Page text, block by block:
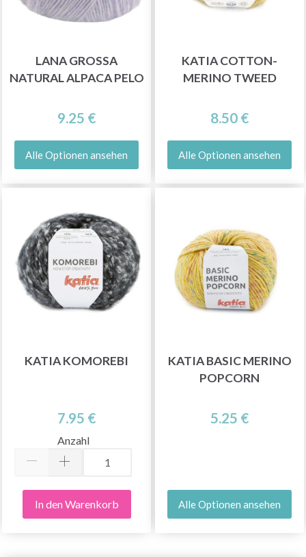
LANA GROSSA
NATURAL ALPACA PELO
9.25 €
Alle Optionen ansehen
KATIA COTTON-
MERINO TWEED
8.50 €
Alle Optionen ansehen
KATIA KOMOREBI
7.95 €
Anzahl
In den Warenkorb
KATIA BASIC MERINO
POPCORN
5.25 €
Alle Optionen ansehen